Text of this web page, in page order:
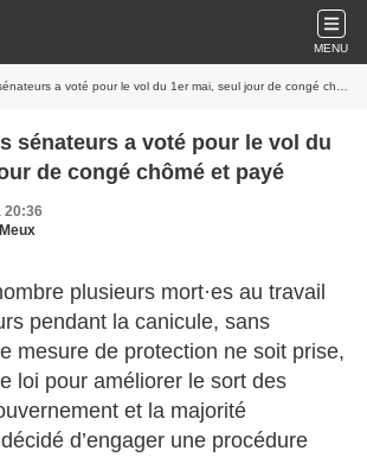
MENU
a voté pour le vol du 1er mai, seul jour de congé chômé et payé
sénateurs a voté pour le vol du
de congé chômé et payé
20:36
plusieurs mort·es au travail
pendant la canicule, sans
mesure de protection ne soit prise,
loi pour améliorer le sort des
et la majorité
d’engager une procédure